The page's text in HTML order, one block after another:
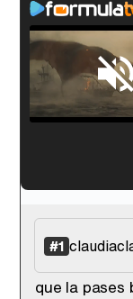
Loaded
#1
que la pases